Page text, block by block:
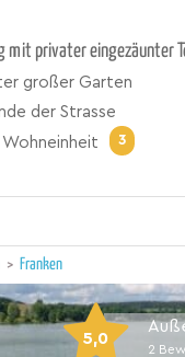
mit privater eingezäunter
großer Garten
der Strasse
Wohneinheit
3
> Franken
5,0
2